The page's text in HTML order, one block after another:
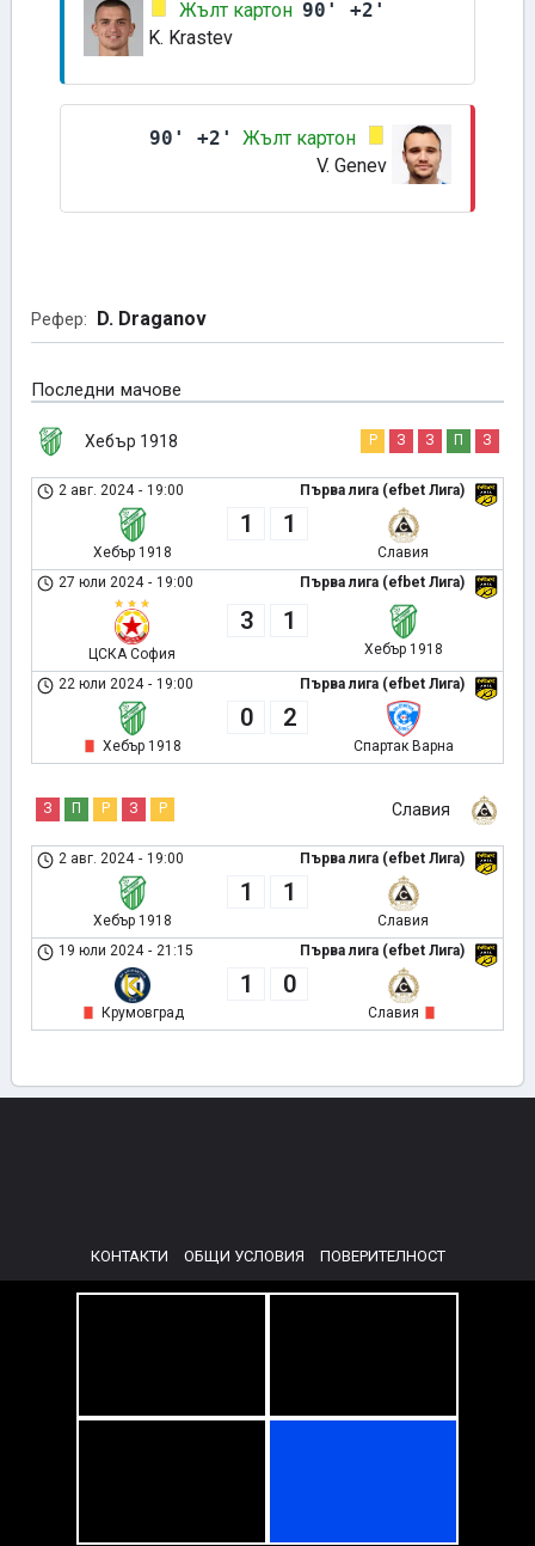
Жълт картон 90' +2'
K. Krastev
90' +2'
Жълт картон
V. Genev
Рефер: D. Draganov
Последни мачове
Хебър 1918 Р З З П З
Първа лига (efbet Лига)
2 авг. 2024 - 19:00
Хебър 1918
1 1
Славия
Първа лига (efbet Лига)
27 юли 2024 - 19:00
ЦСКА София
3 1
Хебър 1918
Първа лига (efbet Лига)
22 юли 2024 - 19:00
Хебър 1918
0 2
Спартак Варна
Славия
З П Р З Р
Първа лига (efbet Лига)
2 авг. 2024 - 19:00
Хебър 1918
1 1
Славия
Първа лига (efbet Лига)
19 юли 2024 - 21:15
Крумовград
1 0
Славия
КОНТАКТИ ОБЩИ УСЛОВИЯ ПОВЕРИТЕЛНОСТ